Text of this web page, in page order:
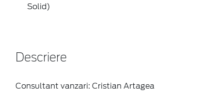
Solid)
Descriere
Consultant vanzari: Cristian Artagea